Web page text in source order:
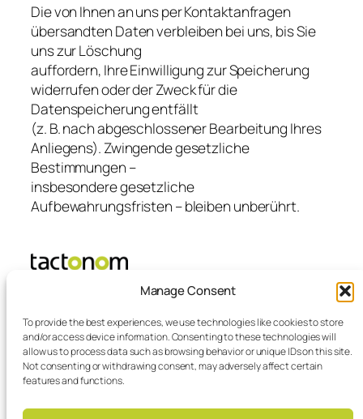
Manage Consent
To provide the best experiences, we use technologies like cookies to store
and/or access device information. Consenting to these technologies will
allow us to process data such as browsing behavior or unique IDs on this site.
Not consenting or withdrawing consent, may adversely affect certain
features and functions.
Die von Ihnen an uns per Kontaktanfragen
übersandten Daten verbleiben bei uns, bis Sie
uns zur Löschung
auffordern, Ihre Einwilligung zur Speicherung
widerrufen oder der Zweck für die
Datenspeicherung entfällt
(z. B. nach abgeschlossener Bearbeitung Ihres
Anliegens). Zwingende gesetzliche
Bestimmungen –
insbesondere gesetzliche
Aufbewahrungsfristen – bleiben unberührt.
tactonom